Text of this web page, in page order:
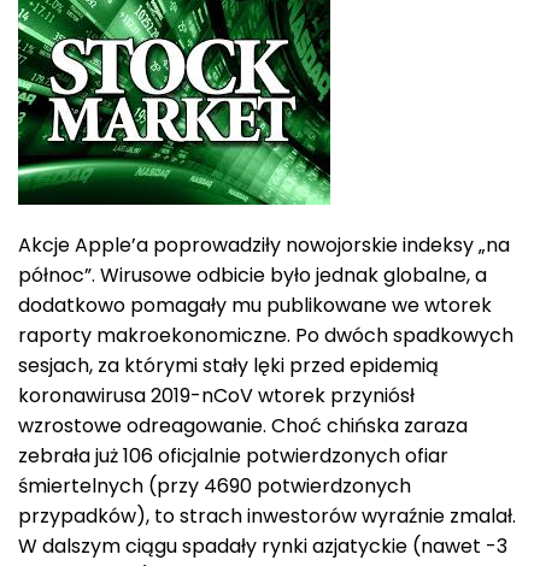
Akcje Apple’a poprowadziły nowojorskie indeksy „na
północ”. Wirusowe odbicie było jednak globalne, a
dodatkowo pomagały mu publikowane we wtorek
raporty makroekonomiczne. Po dwóch spadkowych
sesjach, za którymi stały lęki przed epidemią
koronawirusa 2019-nCoV wtorek przyniósł
wzrostowe odreagowanie. Choć chińska zaraza
zebrała już 106 oficjalnie potwierdzonych ofiar
śmiertelnych (przy 4690 potwierdzonych
przypadków), to strach inwestorów wyraźnie zmalał.
W dalszym ciągu spadały rynki azjatyckie (nawet -3